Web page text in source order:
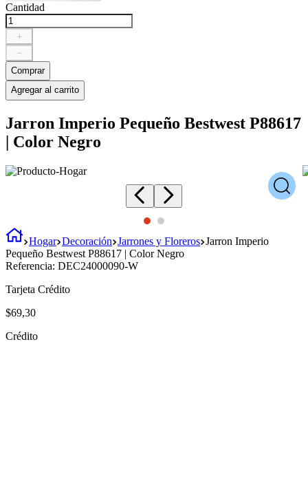
Cantidad
＋
－
Comprar
Agregar al carrito
Jarron Imperio Pequeño Bestwest P88617
| Color Negro
Hogar Decoración Jarrones y Floreros Jarron Imperio
Pequeño Bestwest P88617 | Color Negro
Referencia: DEC24000090-W
Tarjeta Crédito
$69,30
Crédito